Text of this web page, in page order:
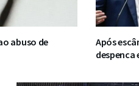
abuso de
Após
despenca